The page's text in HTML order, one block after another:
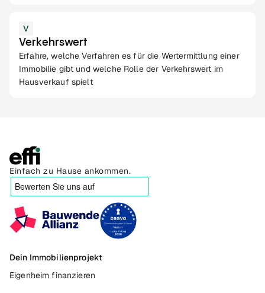
V
Verkehrswert
Erfahre, welche Verfahren es für die Wertermittlung einer
Immobilie gibt und welche Rolle der Verkehrswert im
Hausverkauf spielt
Einfach zu Hause ankommen.
Dein Immobilienprojekt
Eigenheim finanzieren